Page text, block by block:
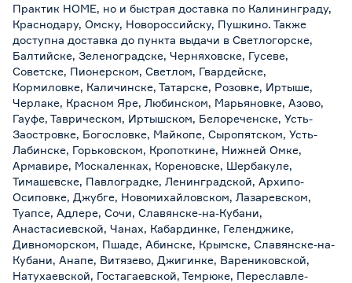
Практик HOME, но и быстрая доставка по Калининграду,
Краснодару, Омску, Новороссийску, Пушкино. Также
доступна доставка до пункта выдачи в Светлогорске,
Балтийске, Зеленоградске, Черняховске, Гусеве,
Советске, Пионерском, Светлом, Гвардейске,
Кормиловке, Каличинске, Татарске, Розовке, Иртыше,
Черлаке, Красном Яре, Любинском, Марьяновке, Азово,
Гауфе, Таврическом, Иртышском, Белореченске, Усть-
Заостровке, Богословке, Майкопе, Сыропятском, Усть-
Лабинске, Горьковском, Кропоткине, Нижней Омке,
Армавире, Москаленках, Кореновске, Шербакуле,
Тимашевске, Павлоградке, Ленинградской, Архипо-
Осиповке, Джубге, Новомихайловском, Лазаревском,
Туапсе, Адлере, Сочи, Славянске-на-Кубани,
Анастасиевской, Чанах, Кабардинке, Геленджике,
Дивноморском, Пшаде, Абинске, Крымске, Славянске-на-
Кубани, Анапе, Витязево, Джигинке, Варениковской,
Натухаевской, Гостагаевской, Темрюке, Переславле-